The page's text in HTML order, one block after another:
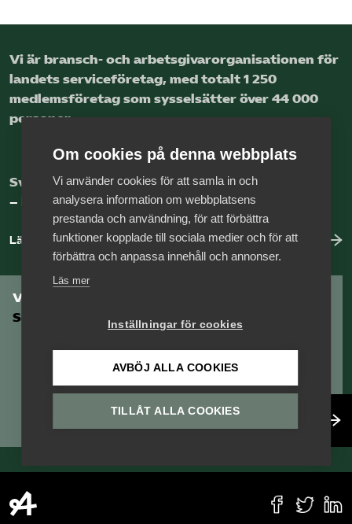
Vi är bransch- och arbetsgivar­organisationen för
landets service­företag, med totalt 1 250
medlems­företag som sysselsätter över 44 000
personer.
Sveriges nya basnäring
– landets främsta integrationsmotor.
Läs mer om oss
Vill du vara en del av
Serviceföretagen?
Om cookies på denna webbplats
Vi använder cookies för att samla in och
analysera information om webbplatsens
prestanda och användning, för att förbättra
funktioner kopplade till sociala medier och för att
förbättra och anpassa innehåll och annonser.
Läs mer
Inställningar för cookies
AVBÖJ ALLA COOKIES
TILLÅT ALLA COOKIES